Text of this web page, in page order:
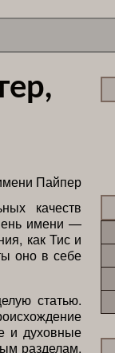
качеств
имени —
как Тис и
оно в себе
статью.
и духовные
разделам,